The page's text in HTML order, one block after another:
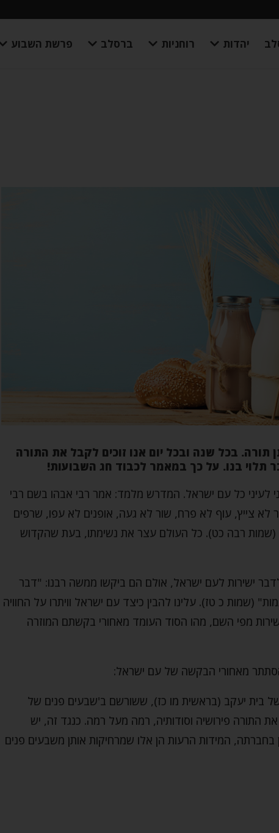
יהדות רוחניות ברסלב פרשת השבוע
תורה. בכל שנה ובכל יום אנו זוכים לקבל את התורה
תלוי בנו. על כך במאמר לכבוד חג השבועות!
לעיני כל עם ישראל. המדרש מלמד: אמר רבי אבהו בשם רבי
לא צייץ, עוף לא פרח, שור לא געה, אופנים לא עפו, שרפים
(שמות רבה כט). כל העולם עצר את נשימתו, בעת שהקדוש
ישירות לעם ישראל, אולם הם ביקשו ממשה רבנו: "דבר
(שמות כ טז). עלינו להבין כיצד עם ישראל וויתרו על החוויה
מפי השם, מהו הסוד העומד מאחורי בקשתם המוזרה
הסתתר מאחורי הבקשה של עם ישראל:
בית יעקב (בראשית מו כז), ששורשם ב'שבעים פנים של
התורה פירושיה וסודותיה, רמה מעל רמה. כנגד זה, יש
המידות הרעות הן אלו שמרחיקות אותן משבעים פנים